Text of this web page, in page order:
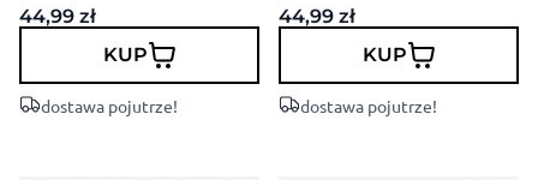
44,99 zł
KUP
dostawa pojutrze!
44,99 zł
KUP
dostawa pojutrze!